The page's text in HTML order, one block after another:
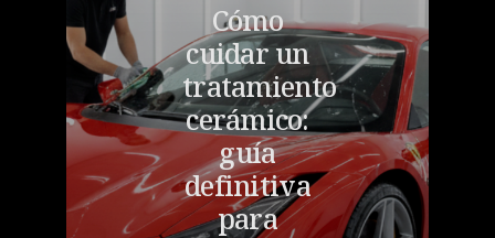
Cómo
cuidar un
tratamiento
cerámico:
guía
definitiva
para